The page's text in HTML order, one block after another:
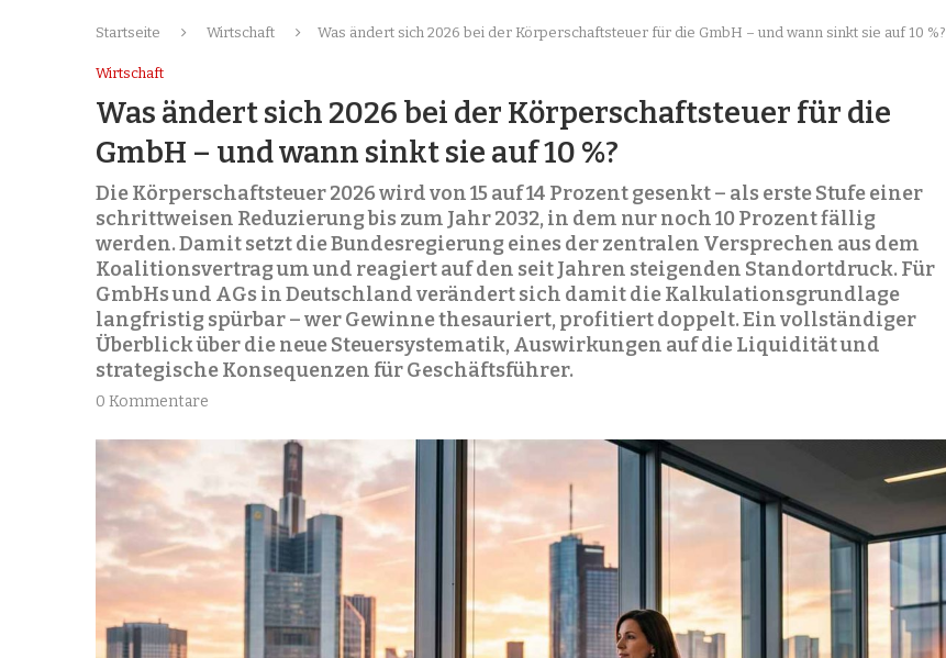
Startseite Wirtschaft Was ändert sich 2026 bei der Körperschaftsteuer für die GmbH – und wann sinkt sie auf 10 %?
Wirtschaft
Was ändert sich 2026 bei der Körperschaftsteuer für die
GmbH – und wann sinkt sie auf 10 %?
Die Körperschaftsteuer 2026 wird von 15 auf 14 Prozent gesenkt – als erste Stufe einer
schrittweisen Reduzierung bis zum Jahr 2032, in dem nur noch 10 Prozent fällig
werden. Damit setzt die Bundesregierung eines der zentralen Versprechen aus dem
Koalitionsvertrag um und reagiert auf den seit Jahren steigenden Standortdruck. Für
GmbHs und AGs in Deutschland verändert sich damit die Kalkulationsgrundlage
langfristig spürbar – wer Gewinne thesauriert, profitiert doppelt. Ein vollständiger
Überblick über die neue Steuersystematik, Auswirkungen auf die Liquidität und
strategische Konsequenzen für Geschäftsführer.
0 Kommentare